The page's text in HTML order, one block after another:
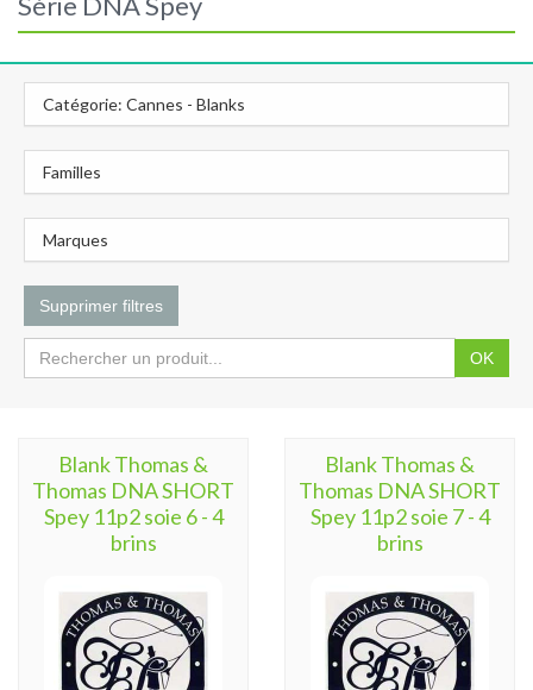
Catégorie: Cannes - Blanks
Familles
Marques
Supprimer filtres
OK
Blank Thomas &
Thomas DNA SHORT
Spey 11p2 soie 6 - 4
brins
Blank Thomas &
Thomas DNA SHORT
Spey 11p2 soie 7 - 4
brins